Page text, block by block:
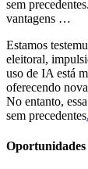
sem
vantagens …
Estamos
eleitoral,
uso de IA está
oferecendo
No entanto,
sem precedentes.